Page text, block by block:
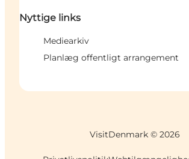
Nyttige links
Mediearkiv
Planlæg offentligt arrangement
VisitDenmark © 2026